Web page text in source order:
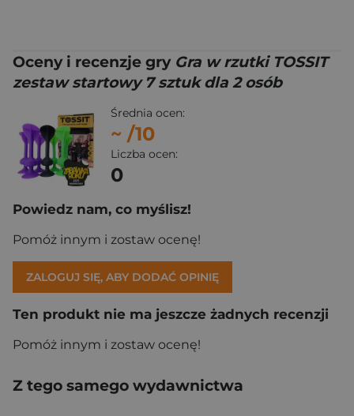
Oceny i recenzje gry Gra w rzutki TOSSIT
zestaw startowy 7 sztuk dla 2 osób
Średnia ocen:
~ /10
Liczba ocen:
0
Powiedz nam, co myślisz!
Pomóż innym i zostaw ocenę!
ZALOGUJ SIĘ, ABY DODAĆ OPINIĘ
Ten produkt nie ma jeszcze żadnych recenzji
Pomóż innym i zostaw ocenę!
Z tego samego wydawnictwa